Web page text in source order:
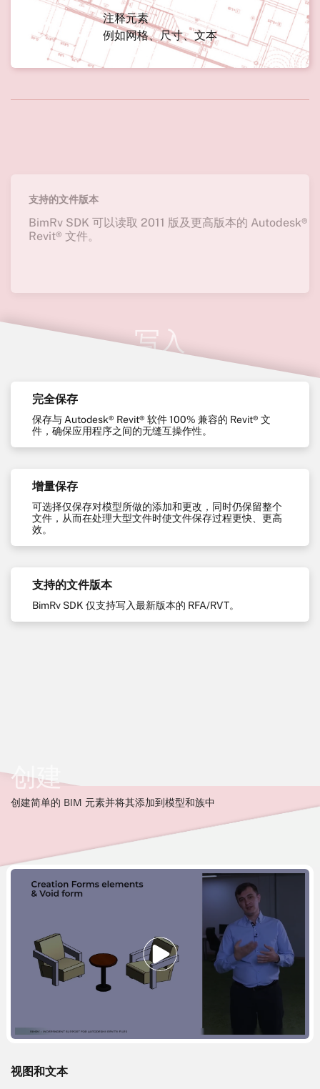
注释元素
例如网格、尺寸、文本
Revit® 文件。
写入
完全保存
保存与 Autodesk® Revit® 软件 100% 兼容的 Revit® 文
件，确保应用程序之间的无缝互操作性。
增量保存
可选择仅保存对模型所做的添加和更改，同时仍保留整个
文件，从而在处理大型文件时使文件保存过程更快、更高
效。
支持的文件版本
BimRv SDK 仅支持写入最新版本的 RFA/RVT。
创建
创建简单的 BIM 元素并将其添加到模型和族中
视图和文本